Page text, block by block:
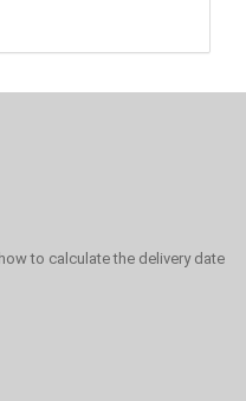
to calculate the delivery date